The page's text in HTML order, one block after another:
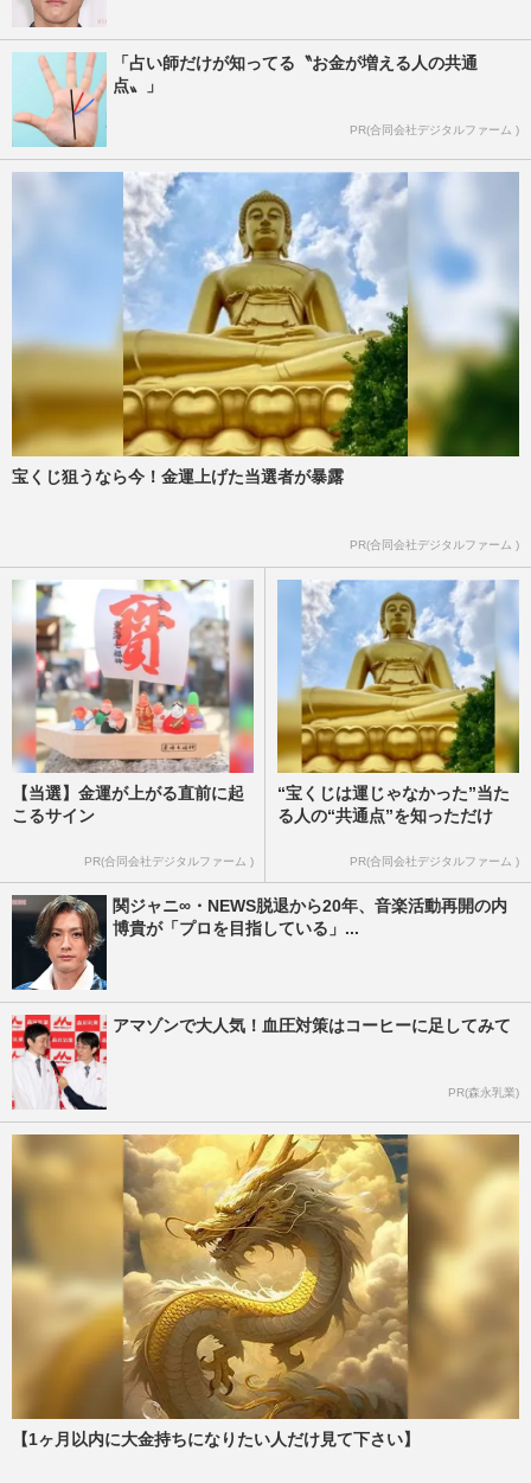
「占い師だけが知ってる〝お金が増える人の共通
点〟」
PR(合同会社デジタルファーム )
宝くじ狙うなら今！金運上げた当選者が暴露
PR(合同会社デジタルファーム )
【当選】金運が上がる直前に起
こるサイン
PR(合同会社デジタルファーム )
“宝くじは運じゃなかった”当た
る人の“共通点”を知っただけ
PR(合同会社デジタルファーム )
関ジャニ∞・NEWS脱退から20年、音楽活動再開の内
博貴が「プロを目指している」...
アマゾンで大人気！血圧対策はコーヒーに足してみて
PR(森永乳業)
【1ヶ月以内に大金持ちになりたい人だけ見て下さい】